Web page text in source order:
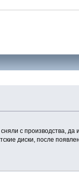
с производства, да
диски, после